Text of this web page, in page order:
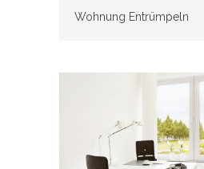
Wohnung Entrümpeln